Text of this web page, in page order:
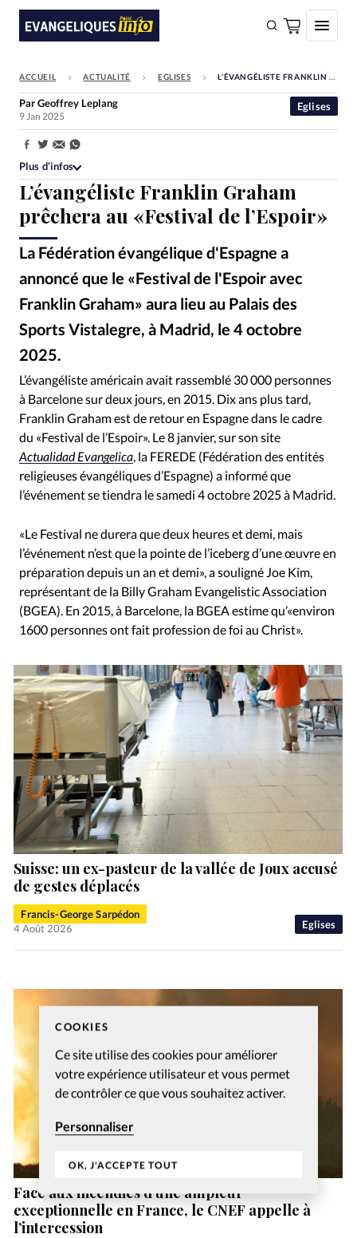
COOKIES
Ce site utilise des cookies pour améliorer
votre expérience utilisateur et vous permet
de contrôler ce que vous souhaitez activer.
Personnaliser
OK, J'ACCEPTE TOUT
FAIRE UN DON
Faire un don
Eglises
Société
Monde
Bible
Toute l'actualité
Se connecter
Devise:CHF
RUBRIQUES
Toute l'actualité Bible Culture
Economie
Eglises
Histoire Laicité
Liberté religieuse
Mission
Monde People Politique
Religions
Société
ACCUEIL ACTUALITÉ EGLISES L’ÉVANGÉLISTE FRANKLIN GRAHAM PRÊCHERA AU «FESTIVAL DE L’ESPOIR»
L’évangéliste Franklin Graham
prêchera au «Festival de l’Espoir»
La Fédération évangélique d'Espagne a
annoncé que le «Festival de l'Espoir avec
Franklin Graham» aura lieu au Palais des
Sports Vistalegre, à Madrid, le 4 octobre
2025.
Eglises
ParGeoffrey Leplang
9 Jan 2025
Partager:
Plus d’infos
L’évangéliste américain avait rassemblé 30 000 personnes
à Barcelone sur deux jours, en 2015. Dix ans plus tard,
Franklin Graham est de retour en Espagne dans le cadre
du «Festival de l’Espoir». Le 8 janvier, sur son site
Actualidad Evangelica , la FEREDE (Fédération des entités
religieuses évangéliques d’Espagne) a informé que
l’événement se tiendra le samedi 4 octobre 2025 à Madrid.
«Le Festival ne durera que deux heures et demi, mais
l’événement n’est que la pointe de l’iceberg d’une œuvre en
préparation depuis un an et demi», a souligné Joe Kim,
représentant de la Billy Graham Evangelistic Association
(BGEA). En 2015, à Barcelone, la BGEA estime qu’«environ
1600 personnes ont fait profession de foi au Christ».
Eglises
Suisse: un ex-pasteur de la vallée de Joux accusé
de gestes déplacés
Francis-George Sarpédon
4 Août 2026
Face aux incendies d’une ampleur
exceptionnelle en France, le CNEF appelle à
l’intercession